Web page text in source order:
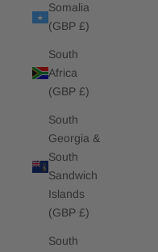
Somalia
(GBP £)
South
Africa
(GBP £)
South
Georgia &
South
Sandwich
Islands
(GBP £)
South